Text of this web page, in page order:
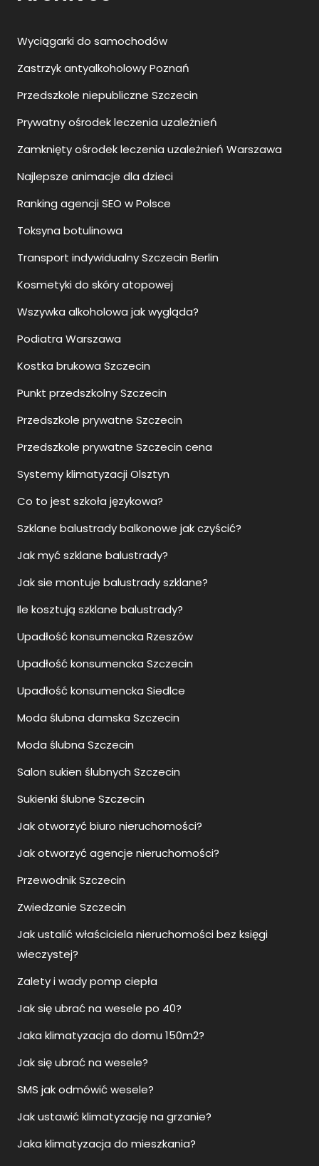
Wyciągarki do samochodów
Zastrzyk antyalkoholowy Poznań
Przedszkole niepubliczne Szczecin
Prywatny ośrodek leczenia uzależnień
Zamknięty ośrodek leczenia uzależnień Warszawa
Najlepsze animacje dla dzieci
Ranking agencji SEO w Polsce
Toksyna botulinowa
Transport indywidualny Szczecin Berlin
Kosmetyki do skóry atopowej
Wszywka alkoholowa jak wygląda?
Podiatra Warszawa
Kostka brukowa Szczecin
Punkt przedszkolny Szczecin
Przedszkole prywatne Szczecin
Przedszkole prywatne Szczecin cena
Systemy klimatyzacji Olsztyn
Co to jest szkoła językowa?
Szklane balustrady balkonowe jak czyścić?
Jak myć szklane balustrady?
Jak sie montuje balustrady szklane?
Ile kosztują szklane balustrady?
Upadłość konsumencka Rzeszów
Upadłość konsumencka Szczecin
Upadłość konsumencka Siedlce
Moda ślubna damska Szczecin
Moda ślubna Szczecin
Salon sukien ślubnych Szczecin
Sukienki ślubne Szczecin
Jak otworzyć biuro nieruchomości?
Jak otworzyć agencje nieruchomości?
Przewodnik Szczecin
Zwiedzanie Szczecin
Jak ustalić właściciela nieruchomości bez księgi
wieczystej?
Zalety i wady pomp ciepła
Jak się ubrać na wesele po 40?
Jaka klimatyzacja do domu 150m2?
Jak się ubrać na wesele?
SMS jak odmówić wesele?
Jak ustawić klimatyzację na grzanie?
Jaka klimatyzacja do mieszkania?